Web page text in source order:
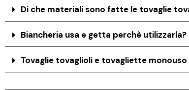
Di che materiali sono fatte le tovaglie
Biancheria usa e getta perchè utilizzarla?
Tovaglie tovaglioli e tovagliette